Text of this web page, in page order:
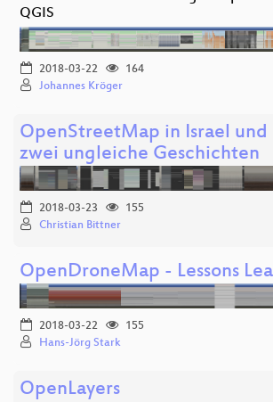
QGIS
2018-03-22
164
Johannes Kröger
OpenStreetMap in Israel und
zwei ungleiche Geschichten
2018-03-23
155
Christian Bittner
OpenDroneMap - Lessons
2018-03-22
155
Hans-Jörg Stark
OpenLayers